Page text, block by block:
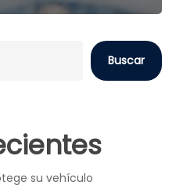
Buscar
su vehículo